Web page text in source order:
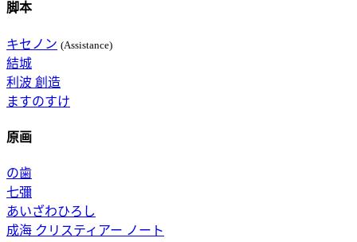
脚本
キセノン (Assistance)
結城
利波 創造
ますのすけ
原画
の歯
七彌
あいざわひろし
成海 クリスティアー ノート